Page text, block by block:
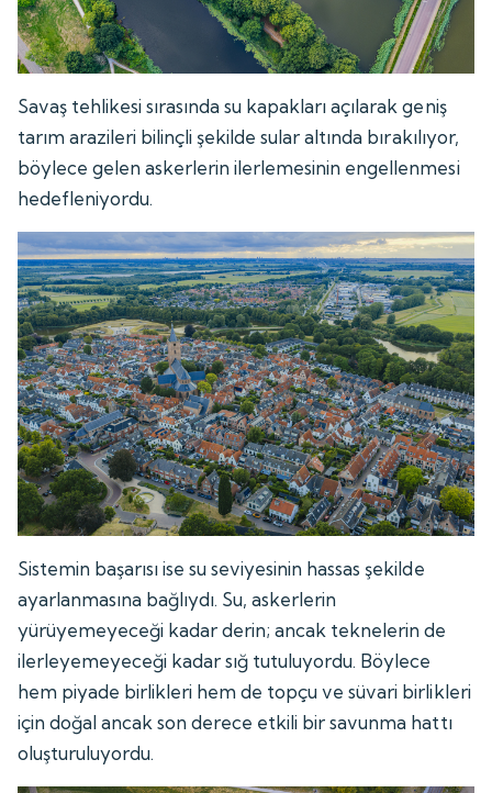
Savaş tehlikesi sırasında su kapakları açılarak geniş
tarım arazileri bilinçli şekilde sular altında bırakılıyor,
böylece gelen askerlerin ilerlemesinin engellenmesi
hedefleniyordu.
Sistemin başarısı ise su seviyesinin hassas şekilde
ayarlanmasına bağlıydı. Su, askerlerin
yürüyemeyeceği kadar derin; ancak teknelerin de
ilerleyemeyeceği kadar sığ tutuluyordu. Böylece
hem piyade birlikleri hem de topçu ve süvari birlikleri
için doğal ancak son derece etkili bir savunma hattı
oluşturuluyordu.